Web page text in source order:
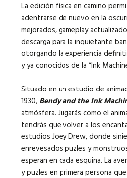
La edición física en camino
adentrarse de nuevo en la
mejorados, gameplay
descarga para la inquietante
otorgando la experiencia
y ya conocidos de la “Ink
Situado en un estudio de
1930,Bendy and the Ink
atmósfera. Jugarás como el
tendrás que volver a los
estudios Joey Drew, donde
enrevesados puzles y
esperan en cada esquina. La
y puzles en primera persona